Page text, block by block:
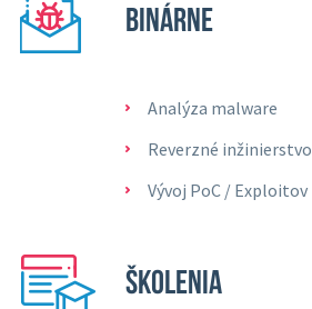
BINÁRNE
Analýza malware
Reverzné inžinierstvo
Vývoj PoC / Exploitov
ŠKOLENIA